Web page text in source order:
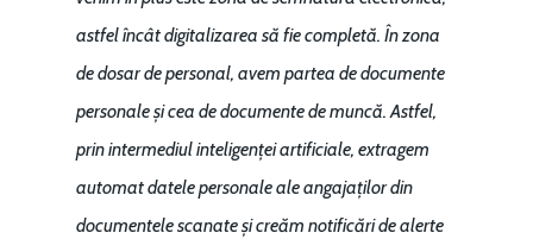
astfel încât digitalizarea să fie completă. În zona
de dosar de personal, avem partea de documente
personale și cea de documente de muncă. Astfel,
prin intermediul inteligenței artificiale, extragem
automat datele personale ale angajaților din
documentele scanate și creăm notificări de alerte